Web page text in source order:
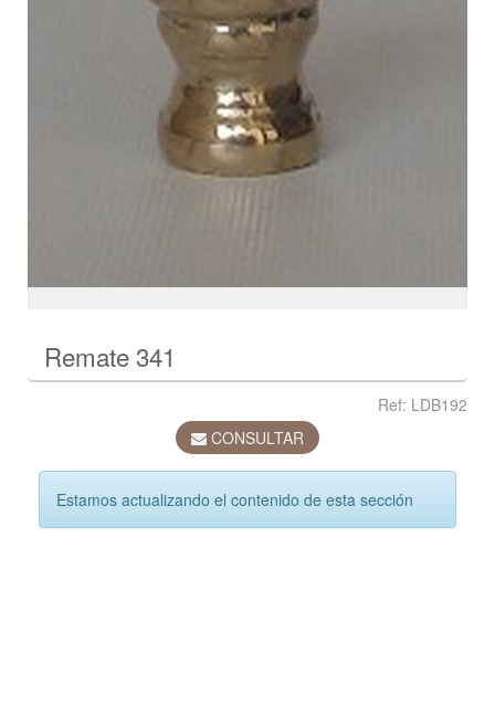
Remate 341
Ref: LDB192
CONSULTAR
Estamos actualizando el contenido de esta sección